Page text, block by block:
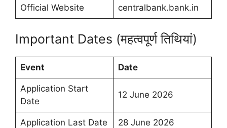
Official Website centralbank.bank.in
Important Dates (महत्वपूर्ण तिथियां)
Event Date
Application Start
Date
12 June 2026
Application Last Date 28 June 2026